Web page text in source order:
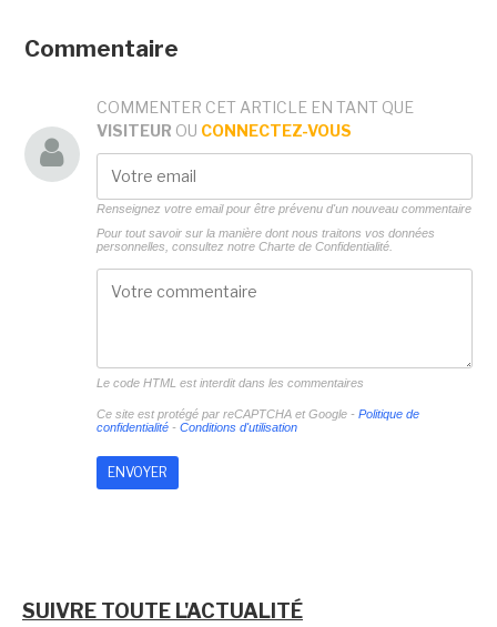
Commentaire
COMMENTER CET ARTICLE EN TANT QUE
VISITEUR OU CONNECTEZ-VOUS
Renseignez votre email pour être prévenu d'un nouveau commentaire
Pour tout savoir sur la manière dont nous traitons vos données
personnelles, consultez notre Charte de Confidentialité.
Le code HTML est interdit dans les commentaires
Ce site est protégé par reCAPTCHA et Google - Politique de
confidentialité- Conditions d'utilisation
SUIVRE TOUTE L'ACTUALITÉ